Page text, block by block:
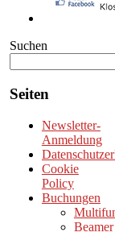
Suchen
Seiten
Newsletter-
Anmeldung
Cookie
Policy
Buchungen
Beamer